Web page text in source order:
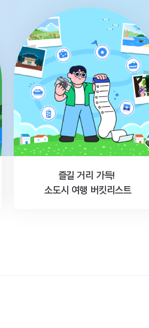
즐길 거리 가득!
소도시 여행 버킷리스트